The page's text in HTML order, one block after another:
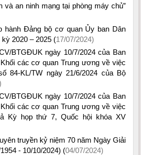
và an ninh mạng tại phòng máy chủ”
hành Đảng bộ cơ quan Ủy ban Dân
2020 – 2025 (17/07/2024)
BTGĐUK ngày 10/7/2024 của Ban
các cơ quan Trung ương về việc
84-KL/TW ngày 21/6/2024 của Bộ
BTGĐUK ngày 10/7/2024 của Ban
các cơ quan Trung ương về việc
Kỳ họp thứ 7, Quốc hội khóa XV
truyền kỷ niệm 70 năm Ngày Giải
- 10/10/2024) (04/07/2024)